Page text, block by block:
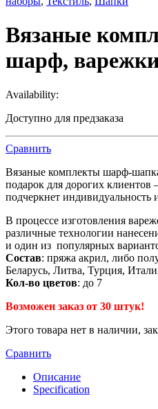
Вязаные
шарф,
Availability:
Доступно для предзаказа
Сравнить
Вязаные комплекты шарф-
подарок для дорогих клиентов
подчеркнет индивидуальность
В процессе изготовления
различные технологии
и один из популярных
Состав: пряжа акрил, либо
Беларусь, Литва, Турция,
Кол-во цветов: до 7
Возможен заказ от 30 штук!
Этого товара нет в наличии,
Сравнить
Описание
Specification